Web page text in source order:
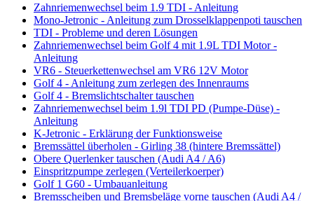
Zahnriemenwechsel beim 1.9 TDI - Anleitung
Mono-Jetronic - Anleitung zum Drosselklappenpoti tauschen
TDI - Probleme und deren Lösungen
Zahnriemenwechsel beim Golf 4 mit 1.9L TDI Motor -
Anleitung
VR6 - Steuerkettenwechsel am VR6 12V Motor
Golf 4 - Anleitung zum zerlegen des Innenraums
Golf 4 - Bremslichtschalter tauschen
Zahnriemenwechsel beim 1.9l TDI PD (Pumpe-Düse) -
Anleitung
K-Jetronic - Erklärung der Funktionsweise
Bremssättel überholen - Girling 38 (hintere Bremssättel)
Obere Querlenker tauschen (Audi A4 / A6)
Einspritzpumpe zerlegen (Verteilerkoerper)
Golf 1 G60 - Umbauanleitung
Bremsscheiben und Bremsbeläge vorne tauschen (Audi A4 /